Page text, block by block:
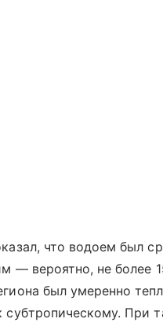
что водоем был
— вероятно, не более
был умеренно
субтропическому. При